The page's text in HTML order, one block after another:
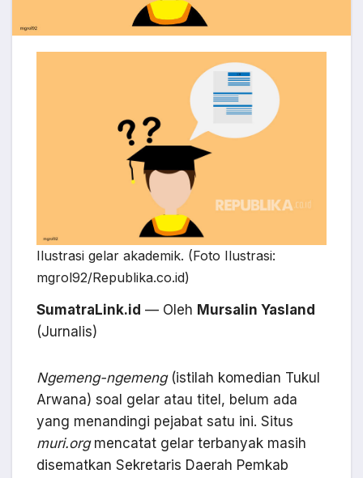
Ilustrasi gelar akademik. (Foto Ilustrasi:
mgrol92/Republika.co.id)
SumatraLink.id — Oleh Mursalin Yasland
(Jurnalis)
Ngemeng-ngemeng(istilah komedian Tukul
Arwana) soal gelar atau titel, belum ada
yang menandingi pejabat satu ini. Situs
muri.orgmencatat gelar terbanyak masih
disematkan Sekretaris Daerah Pemkab